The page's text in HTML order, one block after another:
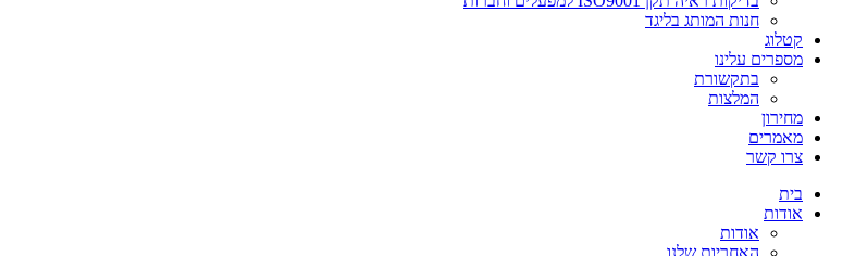
חנות המותג בליגד
קטלוג
מספרים עלינו
בתקשורת
המלצות
מחירון
מאמרים
צרו קשר
בית
אודות
אודות
האחריות שלנו